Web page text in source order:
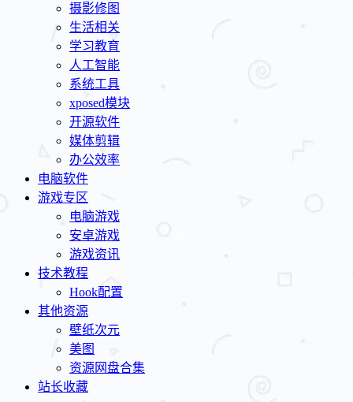
摄影修图
生活相关
学习教育
人工智能
系统工具
xposed模块
开源软件
媒体剪辑
办公效率
电脑软件
游戏专区
电脑游戏
安卓游戏
游戏资讯
技术教程
Hook配置
其他资源
壁纸次元
美图
资源网盘合集
站长收藏